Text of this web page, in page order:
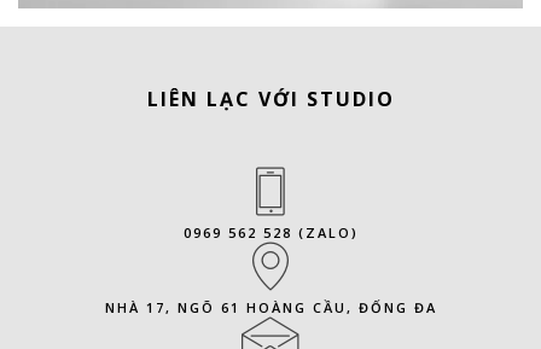
LIÊN LẠC VỚI STUDIO
0969 562 528 (ZALO)
NHÀ 17, NGÕ 61 HOÀNG CẦU, ĐỐNG ĐA